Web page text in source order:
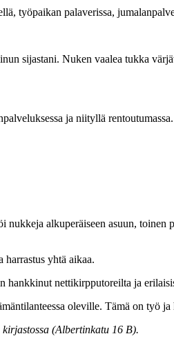
työpaikan palaverissa,
sijastani. Nuken vaalea tukka
ja niityllä rentoutumassa.
nukkeja alkuperäiseen asuun, toinen
harrastus yhtä aikaa.
hankkinut nettikirpputoreilta ja
oleville. Tämä on työ ja
(Albertinkatu 16 B).